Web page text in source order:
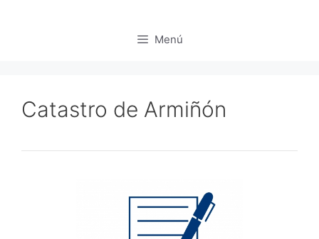
Menú
Catastro de Armiñón